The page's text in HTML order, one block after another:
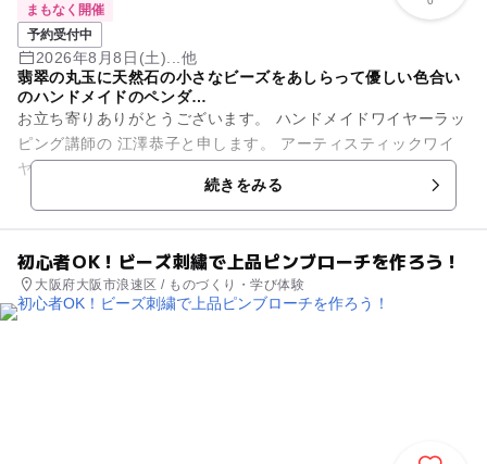
まもなく開催
予約受付中
2026年8月8日(土)...他
翡翠の丸玉に天然石の小さなビーズをあしらって優しい色合い
のハンドメイドのペンダ…
お立ち寄りありがとうございます。 ハンドメイドワイヤーラッ
ピング講師の 江澤恭子と申します。 アーティスティックワイ
ヤーという ハンドメイド専用のワイヤーを用いて、 翡翠の丸
続きをみる
初心者OK！ビーズ刺繍で上品ピンブローチを作ろう！
大阪府大阪市浪速区 / ものづくり・学び体験